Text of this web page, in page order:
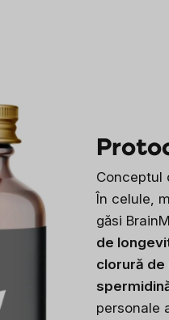
Conceptul
În celule,
găsi
de
clorură
personale